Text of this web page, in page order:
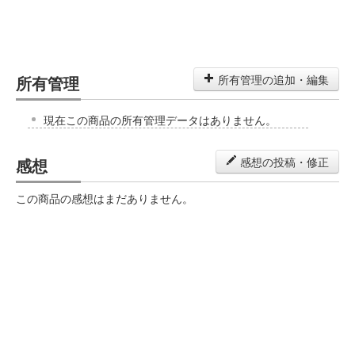
所有管理 所有管理の追加・編集
現在この商品の所有管理データはありません。
感想 感想の投稿・修正
この商品の感想はまだありません。